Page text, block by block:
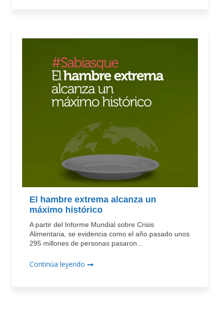
El hambre extrema alcanza un
máximo histórico
A partir del Informe Mundial sobre Crisis
Alimentaria, se evidencia como el año pasado unos
295 millones de personas pasaron...
Continúa leyendo